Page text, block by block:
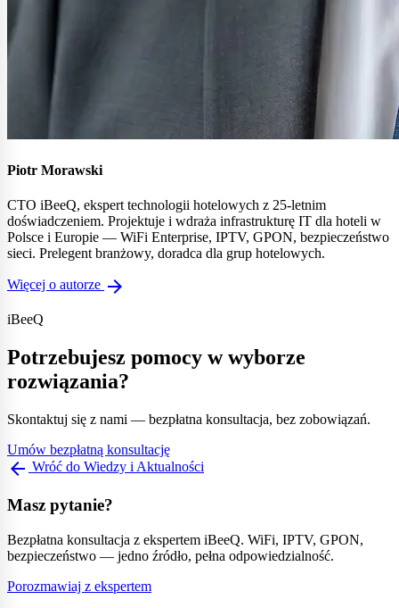
Piotr Morawski
CTO iBeeQ, ekspert technologii hotelowych z 25-letnim
doświadczeniem. Projektuje i wdraża infrastrukturę IT dla hoteli w
Polsce i Europie — WiFi Enterprise, IPTV, GPON, bezpieczeństwo
sieci. Prelegent branżowy, doradca dla grup hotelowych.
Więcej o autorze arrow_forward
iBeeQ
Potrzebujesz pomocy w wyborze
rozwiązania?
Skontaktuj się z nami — bezpłatna konsultacja, bez zobowiązań.
Umów bezpłatną konsultację
arrow_back Wróć do Wiedzy i Aktualności
Masz pytanie?
Bezpłatna konsultacja z ekspertem iBeeQ. WiFi, IPTV, GPON,
bezpieczeństwo — jedno źródło, pełna odpowiedzialność.
Porozmawiaj z ekspertem